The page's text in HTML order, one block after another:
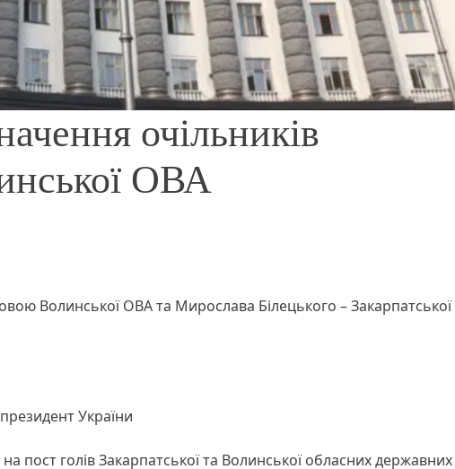
очільників
ОВА
Волинської ОВА та Мирослава Білецького – Закарпатської
України
пост голів Закарпатської та Волинської обласних державних